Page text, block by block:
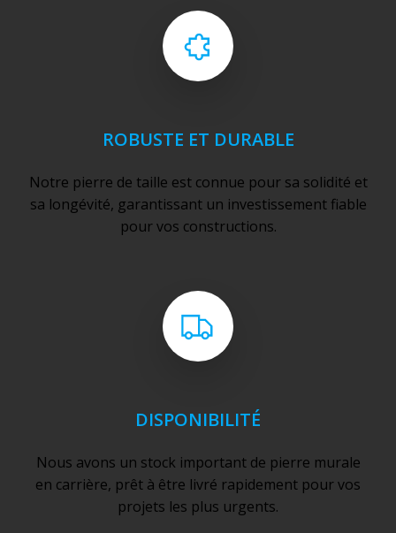
ROBUSTE ET DURABLE
Notre pierre de taille est connue pour sa solidité et
sa longévité, garantissant un investissement fiable
pour vos constructions.
DISPONIBILITÉ
Nous avons un stock important de pierre murale
en carrière, prêt à être livré rapidement pour vos
projets les plus urgents.